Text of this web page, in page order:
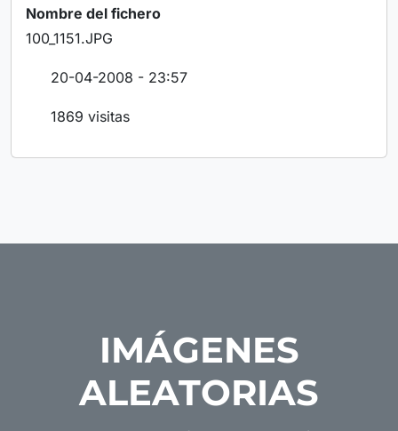
Nombre del fichero
100_1151.JPG
20-04-2008 - 23:57
1869 visitas
IMÁGENES
ALEATORIAS